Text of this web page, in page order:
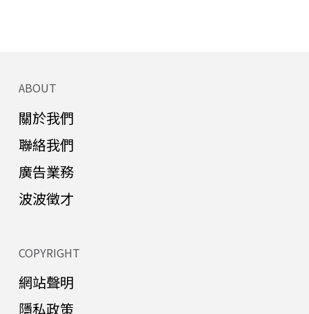
ABOUT
關於我們
聯絡我們
廣告業務
波波徵才
COPYRIGHT
網站聲明
隱私政策